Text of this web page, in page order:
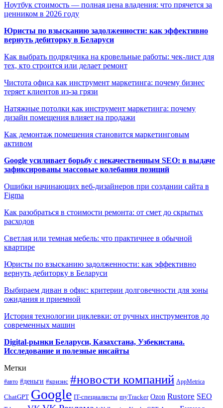
Ноутбук стоимость — полная цена владения: что прячется за
ценником в 2026 году
Юристы по взысканию задолженности: как эффективно
вернуть дебиторку в Беларуси
Как выбрать подрядчика на кровельные работы: чек-лист для
тех, кто строится или делает ремонт
Чистота офиса как инструмент маркетинга: почему бизнес
теряет клиентов из-за грязи
Натяжные потолки как инструмент маркетинга: почему
дизайн помещения влияет на продажи
Как демонтаж помещения становится маркетинговым
активом
Google усиливает борьбу с некачественным SEO: в выдаче
зафиксированы массовые колебания позиций
Ошибки начинающих веб-дизайнеров при создании сайта в
Figma
Как разобраться в стоимости ремонта: от смет до скрытых
расходов
Светлая или темная мебель: что практичнее в обычной
квартире
Юристы по взысканию задолженности: как эффективно
вернуть дебиторку в Беларуси
Выбираем диван в офис: критерии долговечности для зоны
ожидания и приемной
История технологии циклевки: от ручных инструментов до
современных машин
Digital-рынки Беларуси, Казахстана, Узбекистана.
Исследование и полезные инсайты
Метки
#авто #деньги #кризис #новости компаний AppMetrica
ChatGPT Google IT-специалисты myTracker Ozon Rustore SEO